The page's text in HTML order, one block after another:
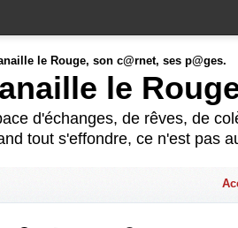
le
d'échanges, de rêves, de
tout s'effondre, ce n'est pas